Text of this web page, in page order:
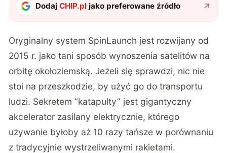
DodajCHIP.pl jako preferowane źródło
Oryginalny system SpinLaunch jest rozwijany od
2015 r. jako tani sposób wynoszenia satelitów na
orbitę okołoziemską. Jeżeli się sprawdzi, nic nie
stoi na przeszkodzie, by użyć go do transportu
ludzi. Sekretem “katapulty” jest gigantyczny
akcelerator zasilany elektrycznie, którego
używanie byłoby aż 10 razy tańsze w porównaniu
z tradycyjnie wystrzeliwanymi rakietami.